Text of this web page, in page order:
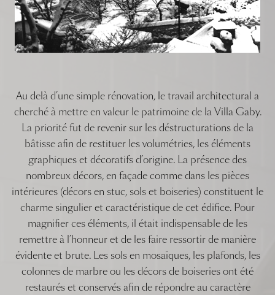
Au delà d’une simple rénovation, le travail architectural a
cherché à mettre en valeur le patrimoine de la Villa Gaby.
La priorité fut de revenir sur les déstructurations de la
bâtisse afin de restituer les volumétries, les éléments
graphiques et décoratifs d’origine. La présence des
nombreux décors, en façade comme dans les pièces
intérieures (décors en stuc, sols et boiseries) constituent le
charme singulier et caractéristique de cet édifice. Pour
magnifier ces éléments, il était indispensable de les
remettre à l’honneur et de les faire ressortir de manière
évidente et brute. Les sols en mosaïques, les plafonds, les
colonnes de marbre ou les décors de boiseries ont été
restaurés et conservés afin de répondre au caractère